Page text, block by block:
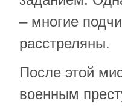
– многие
расстреляны.
После этой
военным